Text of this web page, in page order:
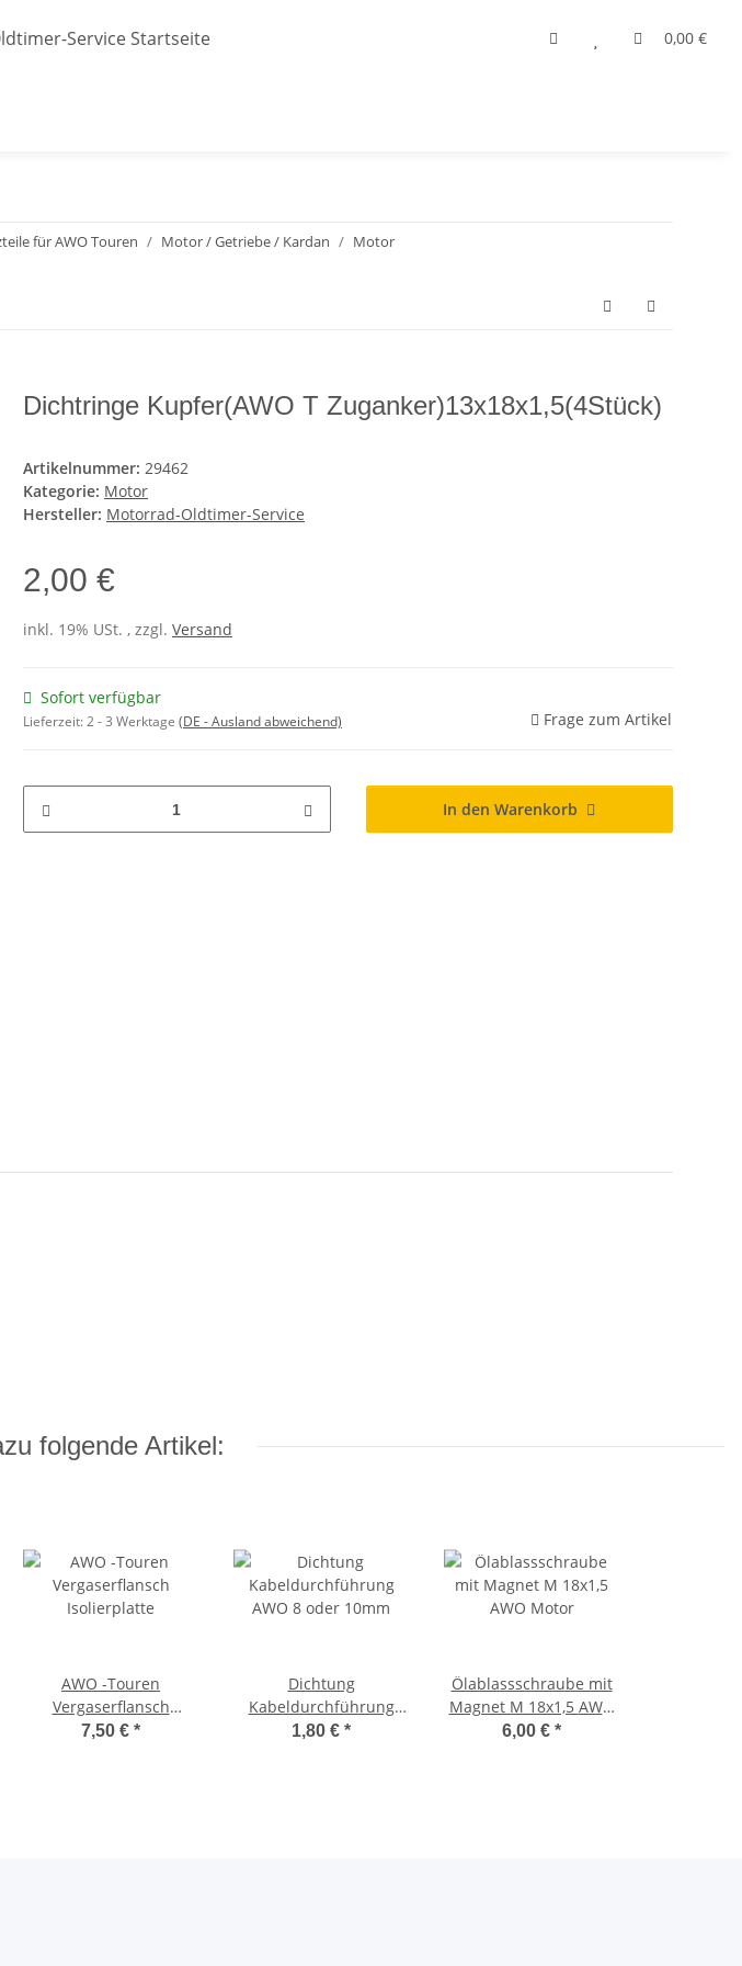
0,00 €
für AWO Touren Motor / Getriebe / Kardan
Motor
Dichtringe Kupfer(AWO T Zuganker)13x18x1,5(4Stück)
Artikelnummer: 29462
Kategorie: Motor
Hersteller: Motorrad-Oldtimer-Service
2,00 €
inkl. 19% USt. , zzgl. Versand
Sofort verfügbar
Lieferzeit:2 - 3 Werktage (DE - Ausland abweichend) Frage zum Artikel
In den Warenkorb
folgende Artikel:
AWO -Touren
Vergaserflansch
Isolierplatte
7,50 € *
Dichtung
Kabeldurchführung
AWO 8 oder 10mm
1,80 € *
Ölablassschraube mit
Magnet M 18x1,5 AWO
Motor
6,00 € *